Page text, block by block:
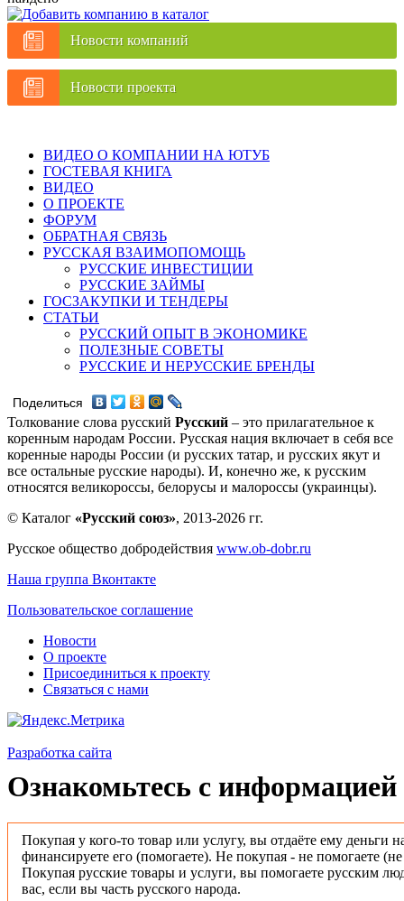
Новости компаний
Новости проекта
ВИДЕО О КОМПАНИИ НА ЮТУБ
ГОСТЕВАЯ КНИГА
ВИДЕО
О ПРОЕКТЕ
ФОРУМ
ОБРАТНАЯ СВЯЗЬ
РУССКАЯ ВЗАИМОПОМОЩЬ
РУССКИЕ ИНВЕСТИЦИИ
РУССКИЕ ЗАЙМЫ
ГОСЗАКУПКИ И ТЕНДЕРЫ
СТАТЬИ
РУССКИЙ ОПЫТ В ЭКОНОМИКЕ
ПОЛЕЗНЫЕ СОВЕТЫ
РУССКИЕ И НЕРУССКИЕ БРЕНДЫ
Поделиться
Толкование слова русский Русский – это прилагательное к
коренным народам России. Русская нация включает в себя все
коренные народы России (и русских татар, и русских якут и
все остальные русские народы). И, конечно же, к русским
относятся великороссы, белорусы и малороссы (украинцы).
© Каталог «Русский союз», 2013-2026 гг.
Русское общество добродействия www.ob-dobr.ru
Наша группа Вконтакте
Пользовательское соглашение
Новости
О проекте
Присоединиться к проекту
Связаться с нами
Разработка сайта
Ознакомьтесь с информацией
Покупая у кого-то товар или услугу, вы отдаёте ему деньги
финансируете его (помогаете). Не покупая - не помогаете
Покупая русские товары и услуги, вы помогаете русским
вас, если вы часть русского народа.